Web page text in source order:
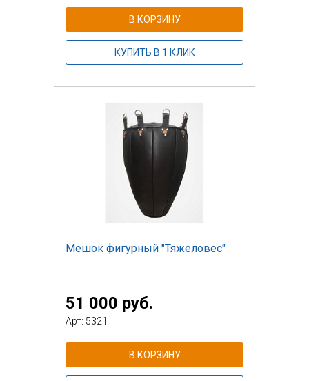
В КОРЗИНУ
КУПИТЬ В 1 КЛИК
Мешок фигурный "Тяжеловес"
51 000 руб.
Арт: 5321
В КОРЗИНУ